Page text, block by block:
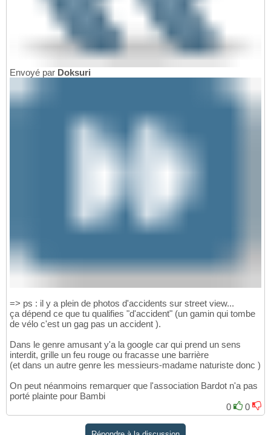
Envoyé par Doksuri
=> ps : il y a plein de photos d'accidents sur street view...
ça dépend ce que tu qualifies "d'accident" (un gamin qui tombe
de vélo c'est un gag pas un accident ).
Dans le genre amusant y'a la google car qui prend un sens
interdit, grille un feu rouge ou fracasse une barrière
(et dans un autre genre les messieurs-madame naturiste donc )
On peut néanmoins remarquer que l'association Bardot n'a pas
porté plainte pour Bambi
0
0